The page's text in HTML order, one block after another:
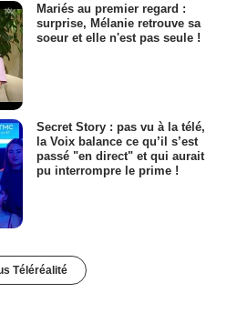
Mariés au premier regard :
surprise, Mélanie retrouve sa
soeur et elle n'est pas seule !
Secret Story : pas vu à la télé,
la Voix balance ce qu’il s’est
passé "en direct" et qui aurait
pu interrompre le prime !
Téléréalité